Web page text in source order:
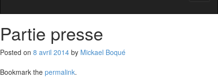
Partie presse
Posted on 8 avril 2014 by Mickael Boqué
Bookmark the permalink.